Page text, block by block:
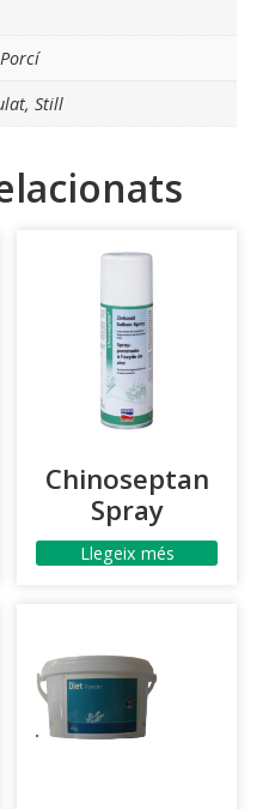
Still
Chinoseptan
Spray
Llegeix més